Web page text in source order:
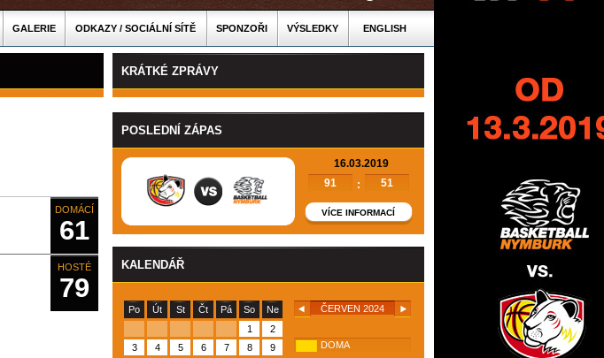
GALERIE ODKAZY / SOCIÁLNÍ SÍTĚ SPONZOŘI VÝSLEDKY ENGLISH
DOMÁCÍ
61
HOSTÉ
79
KRÁTKÉ ZPRÁVY
POSLEDNÍ ZÁPAS
16.03.2019
91
: 51
VÍCE INFORMACÍ
KALENDÁŘ
ČERVEN 2024
DOMA
Po Út St Čt Pá So
Ne
1
2
3
4 5 6 7 8
9